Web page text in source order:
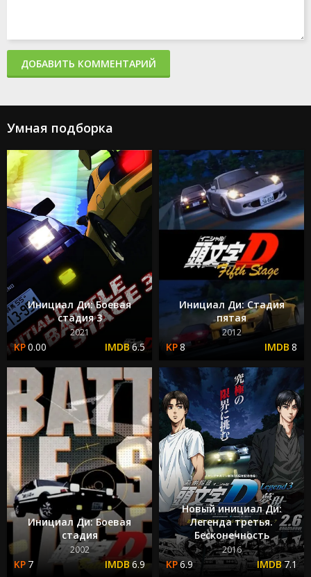
ДОБАВИТЬ КОММЕНТАРИЙ
Умная подборка
Инициал Ди: Боевая
стадия 3
2021
0.00 6.5
Инициал Ди: Стадия
пятая
2012
8 8
Инициал Ди: Боевая
стадия
2002
7 6.9
Новый инициал Ди:
Легенда третья.
Бесконечность
2016
6.9 7.1